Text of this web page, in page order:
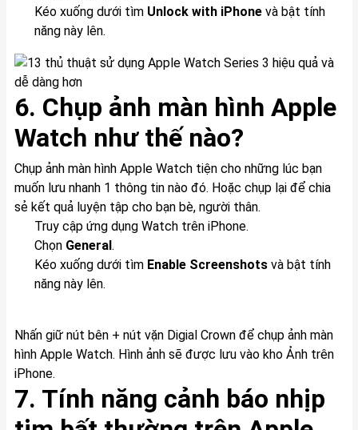
Kéo xuống dưới tìm Unlock with iPhonevà bật tính
năng này lên.
6. Chụp ảnh màn hình Apple
Watch như thế nào?
Chụp ảnh màn hình Apple Watch tiện cho những lúc bạn
muốn lưu nhanh 1 thông tin nào đó. Hoặc chụp lại để chia
sẻ kết quả luyện tập cho bạn bè, người thân.
Truy cập ứng dụng Watch trên iPhone.
Chọn General.
Kéo xuống dưới tìm Enable Screenshotsvà bật tính
năng này lên.
Nhấn giữ nút bên + nút vặn Digial Crown để chụp ảnh màn
hình Apple Watch. Hình ảnh sẽ được lưu vào kho Ảnh trên
iPhone.
7. Tính năng cảnh báo nhịp